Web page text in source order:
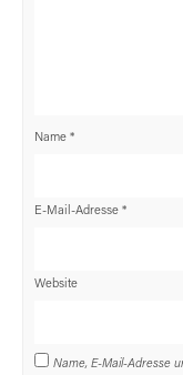
Name*
E-Mail-Adresse*
Website
Name, E-Mail-Adresse